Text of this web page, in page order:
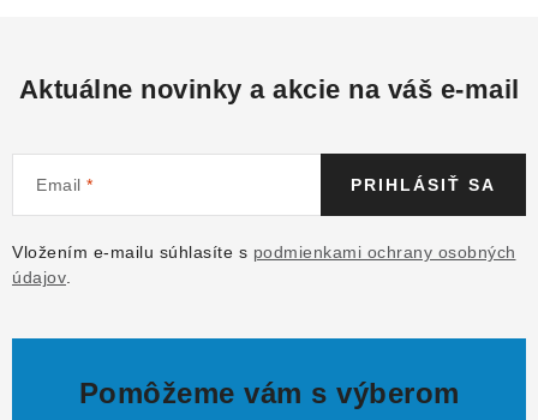
Aktuálne novinky a akcie na váš e-mail
Email
Vložením e-mailu súhlasíte s podmienkami ochrany osobných
údajov.
PRIHLÁSIŤ SA
Pomôžeme vám s výberom